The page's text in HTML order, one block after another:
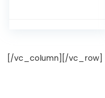
[/vc_column][/vc_row]